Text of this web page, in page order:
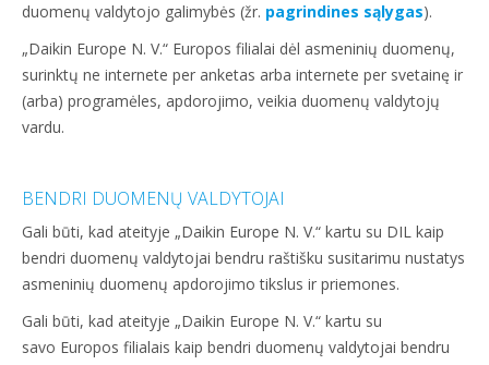
duomenų valdytojo galimybės (žr. pagrindines sąlygas).
„Daikin Europe N. V.“ Europos filialai dėl asmeninių duomenų,
surinktų ne internete per anketas arba internete per svetainę ir
(arba) programėles, apdorojimo, veikia duomenų valdytojų
vardu.
BENDRI DUOMENŲ VALDYTOJAI
Gali būti, kad ateityje „Daikin Europe N. V.“ kartu su DIL kaip
bendri duomenų valdytojai bendru raštišku susitarimu nustatys
asmeninių duomenų apdorojimo tikslus ir priemones.
Gali būti, kad ateityje „Daikin Europe N. V.“ kartu su
savo Europos filialais kaip bendri duomenų valdytojai bendru